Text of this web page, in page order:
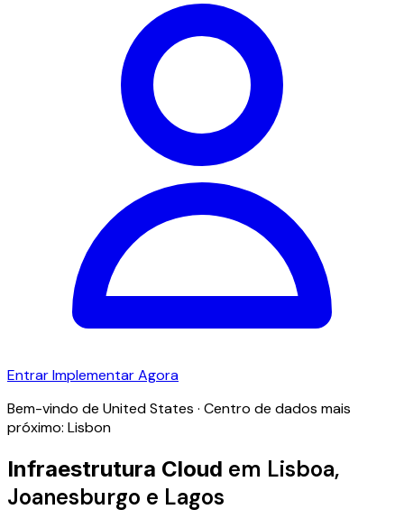
EntrarImplementar Agora
Bem-vindo de United States · Centro de dados mais
próximo: Lisbon
Infraestrutura Cloud em Lisboa,
Joanesburgo e Lagos